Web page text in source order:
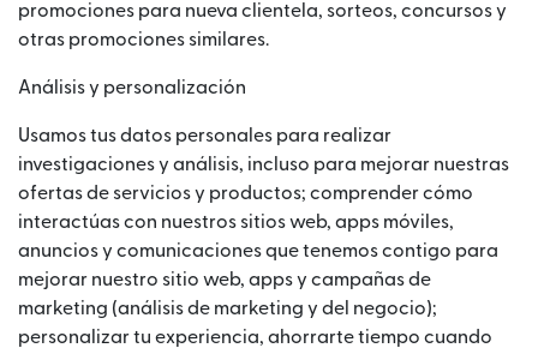
promociones para nueva clientela, sorteos, concursos y
otras promociones similares.
Análisis y personalización
Usamos tus datos personales para realizar
investigaciones y análisis, incluso para mejorar nuestras
ofertas de servicios y productos; comprender cómo
interactúas con nuestros sitios web, apps móviles,
anuncios y comunicaciones que tenemos contigo para
mejorar nuestro sitio web, apps y campañas de
marketing (análisis de marketing y del negocio);
personalizar tu experiencia, ahorrarte tiempo cuando